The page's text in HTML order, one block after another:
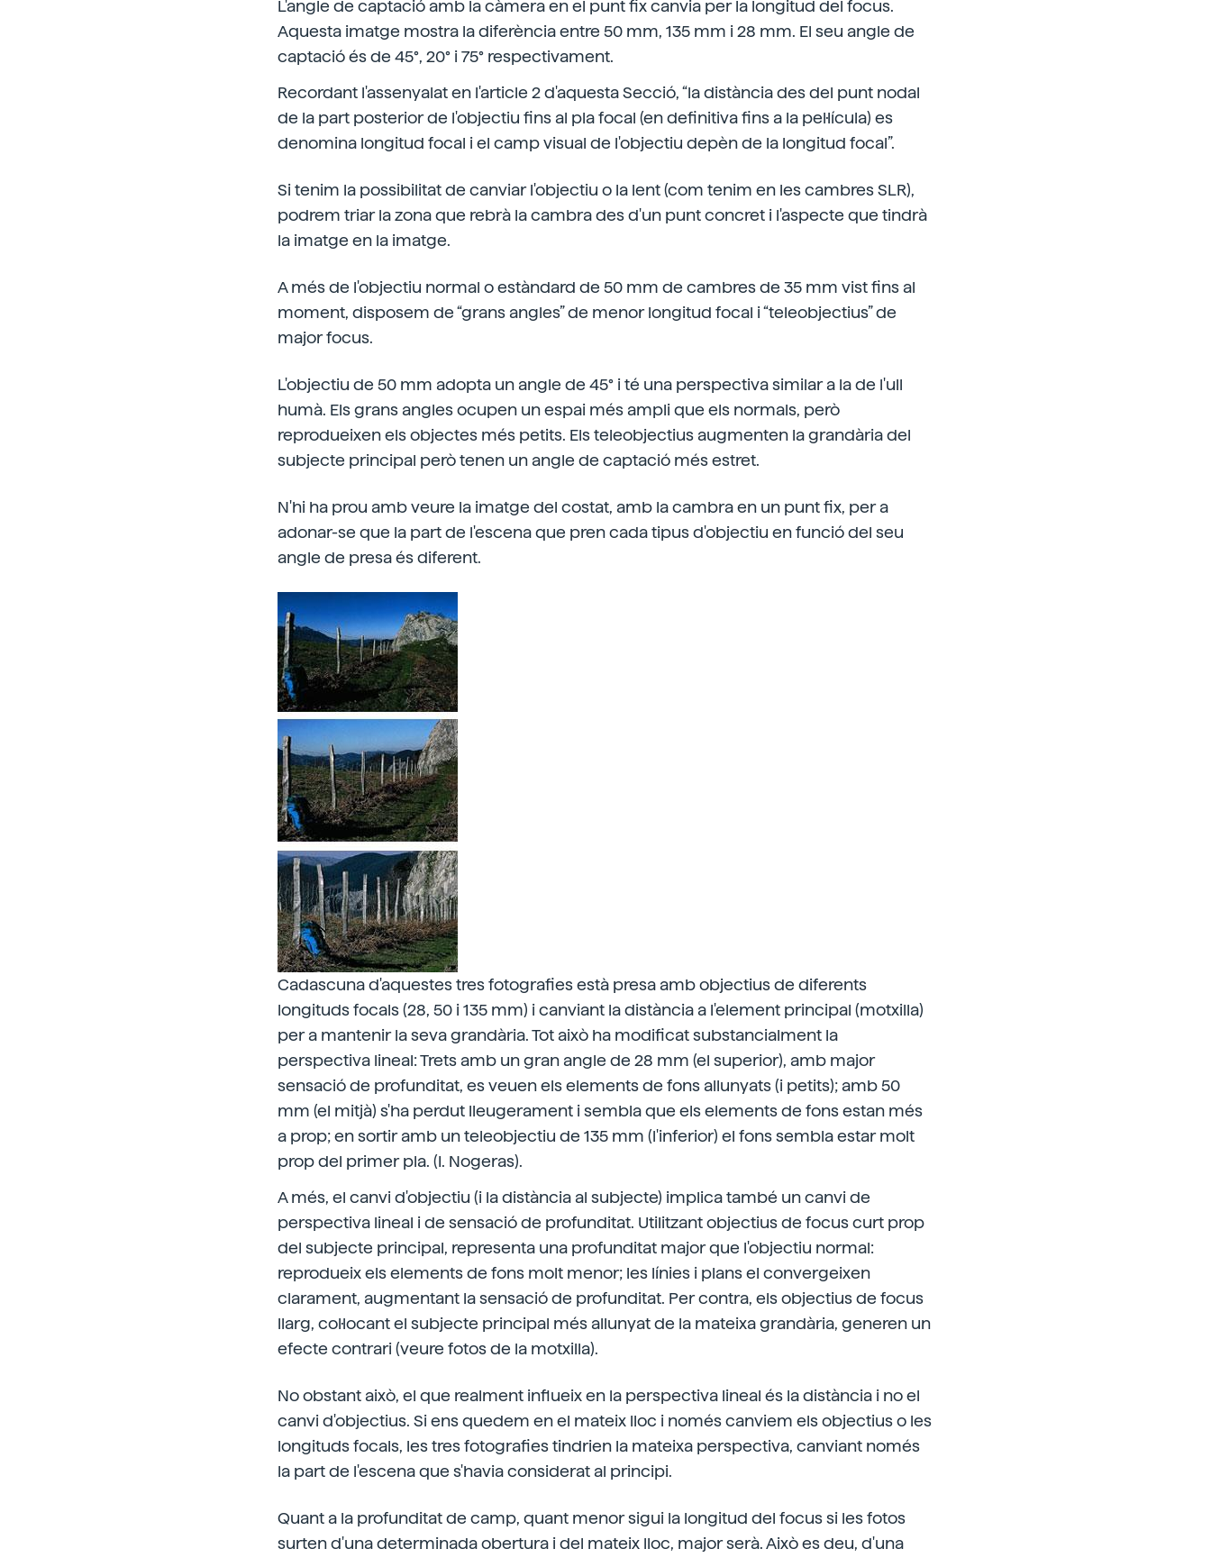
L'angle de captació amb la càmera en el punt fix canvia per la longitud del focus.
Aquesta imatge mostra la diferència entre 50 mm, 135 mm i 28 mm. El seu angle de
captació és de 45°, 20° i 75° respectivament.
Recordant l'assenyalat en l'article 2 d'aquesta Secció, “la distància des del punt nodal
de la part posterior de l'objectiu fins al pla focal (en definitiva fins a la pel·lícula) es
denomina longitud focal i el camp visual de l'objectiu depèn de la longitud focal”.
Si tenim la possibilitat de canviar l'objectiu o la lent (com tenim en les cambres SLR),
podrem triar la zona que rebrà la cambra des d'un punt concret i l'aspecte que tindrà
la imatge en la imatge.
A més de l'objectiu normal o estàndard de 50 mm de cambres de 35 mm vist fins al
moment, disposem de “grans angles” de menor longitud focal i “teleobjectius” de
major focus.
L'objectiu de 50 mm adopta un angle de 45° i té una perspectiva similar a la de l'ull
humà. Els grans angles ocupen un espai més ampli que els normals, però
reprodueixen els objectes més petits. Els teleobjectius augmenten la grandària del
subjecte principal però tenen un angle de captació més estret.
N'hi ha prou amb veure la imatge del costat, amb la cambra en un punt fix, per a
adonar-se que la part de l'escena que pren cada tipus d'objectiu en funció del seu
angle de presa és diferent.
Cadascuna d'aquestes tres fotografies està presa amb objectius de diferents
longituds focals (28, 50 i 135 mm) i canviant la distància a l'element principal (motxilla)
per a mantenir la seva grandària. Tot això ha modificat substancialment la
perspectiva lineal: Trets amb un gran angle de 28 mm (el superior), amb major
sensació de profunditat, es veuen els elements de fons allunyats (i petits); amb 50
mm (el mitjà) s'ha perdut lleugerament i sembla que els elements de fons estan més
a prop; en sortir amb un teleobjectiu de 135 mm (l'inferior) el fons sembla estar molt
prop del primer pla. (I. Nogeras).
A més, el canvi d'objectiu (i la distància al subjecte) implica també un canvi de
perspectiva lineal i de sensació de profunditat. Utilitzant objectius de focus curt prop
del subjecte principal, representa una profunditat major que l'objectiu normal:
reprodueix els elements de fons molt menor; les línies i plans el convergeixen
clarament, augmentant la sensació de profunditat. Per contra, els objectius de focus
llarg, col·locant el subjecte principal més allunyat de la mateixa grandària, generen un
efecte contrari (veure fotos de la motxilla).
No obstant això, el que realment influeix en la perspectiva lineal és la distància i no el
canvi d'objectius. Si ens quedem en el mateix lloc i només canviem els objectius o les
longituds focals, les tres fotografies tindrien la mateixa perspectiva, canviant només
la part de l'escena que s'havia considerat al principi.
Quant a la profunditat de camp, quant menor sigui la longitud del focus si les fotos
surten d'una determinada obertura i del mateix lloc, major serà. Això es deu, d'una